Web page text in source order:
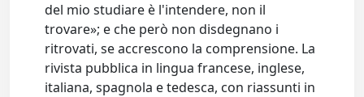
del mio studiare è l'intendere, non il
trovare»; e che però non disdegnano i
ritrovati, se accrescono la comprensione. La
rivista pubblica in lingua francese, inglese,
italiana, spagnola e tedesca, con riassunti in